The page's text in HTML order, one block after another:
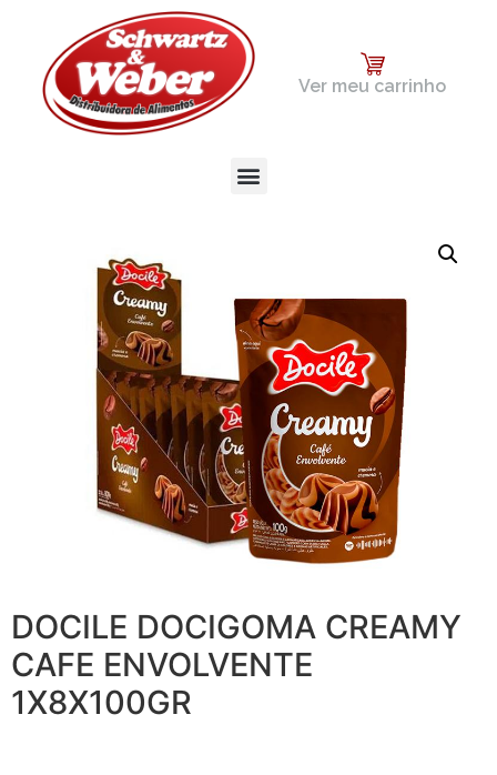
Ver meu carrinho
DOCILE DOCIGOMA CREAMY
CAFE ENVOLVENTE
1X8X100GR